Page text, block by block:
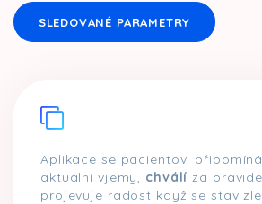
SLEDOVANÉ PARAMETRY
Aplikace se pacientovi
aktuální vjemy, chválíza
projevuje radost když se stav